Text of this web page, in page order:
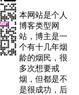
本网站是个人
博客类型网
站，博主是一
个有十几年烟
龄的烟民，很
多次想要戒
烟，但都是不
是很成功，后